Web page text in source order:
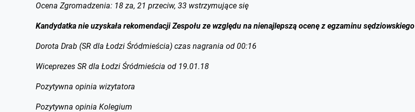
Ocena Zgromadzenia: 18 za, 21 przeciw, 33 wstrzymujące się
Kandydatka nie uzyskała rekomendacji Zespołu ze względu na nienajlepszą ocenę z egzaminu sędziowskiego
Dorota Drab (SR dla Łodzi Śródmieścia) czas nagrania od 00:16
Wiceprezes SR dla Łodzi Śródmieścia od 19.01.18
Pozytywna opinia wizytatora
Pozytywna opinia Kolegium